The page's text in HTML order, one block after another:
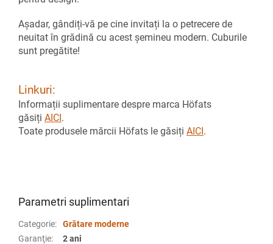
Așadar, gândiți-vă pe cine invitați la o petrecere de
neuitat în grădină cu acest șemineu modern. Cuburile
sunt pregătite!
Linkuri:
Informații suplimentare despre marca Höfats
găsiți AICI.
Toate produsele mărcii Höfats le găsiți AICI.
Parametri suplimentari
Categorie:
Grătare moderne
Garanţie:
2 ani